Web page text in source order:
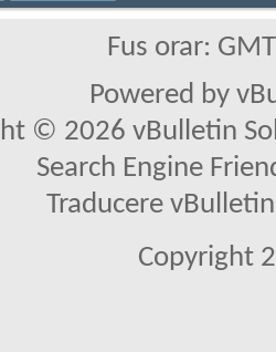
Fus orar:
Powered by
© 2026 vBulletin
Search Engine
Traducere
Copyright